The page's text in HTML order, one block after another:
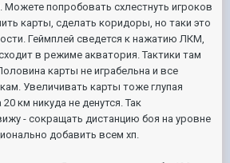
Можете попробовать схлестнуть игроков
карты, сделать коридоры, но таки это
Геймплей сведется к нажатию ЛКМ,
в режиме акватория. Тактики там
карты не играбельна и все
Увеличивать карты тоже глупая
км никуда не денутся. Так
- сокращать дистанцию боя на уровне
добавить всем хп.